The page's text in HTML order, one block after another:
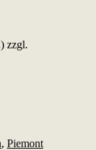
zzgl.
, Piemont